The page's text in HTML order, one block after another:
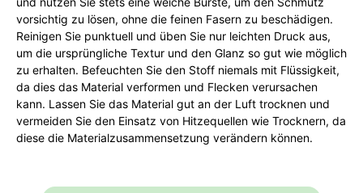
vorsichtig zu lösen, ohne die feinen Fasern zu beschädigen.
Reinigen Sie punktuell und üben Sie nur leichten Druck aus,
um die ursprüngliche Textur und den Glanz so gut wie möglich
zu erhalten. Befeuchten Sie den Stoff niemals mit Flüssigkeit,
da dies das Material verformen und Flecken verursachen
kann. Lassen Sie das Material gut an der Luft trocknen und
vermeiden Sie den Einsatz von Hitzequellen wie Trocknern, da
diese die Materialzusammensetzung verändern können.